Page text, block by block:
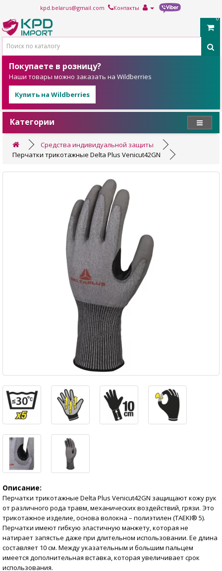
kpd.belarus@gmail.com
Контакты
0
Покупаете в розницу?
Наши товары можно заказать на Wildberries
Купить на Wildberries
Категории
Средства индивидуальной защиты
Перчатки трикотажные Delta Plus Venicut42GN
Описание:
Перчатки трикотажные Delta Plus Venicut42GN защищают кожу рук
от различного рода травм, механических воздействий, грязи. Это
трикотажное изделие, основа волокна – полиэтилен (TAEKI® 5).
Перчатки имеют гибкую эластичную манжету, которая не
натирает запястье даже при длительном использовании. Ее длина
составляет 10 см. Между указательным и большим пальцем
имеется дополнительная вставка, которая увеличивает срок
использования.